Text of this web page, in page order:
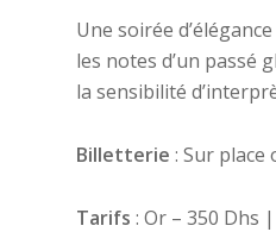
Une soirée
les notes d’un passé
la sensibilité
Billetterie : Sur place
Tarifs : Or – 350 Dhs